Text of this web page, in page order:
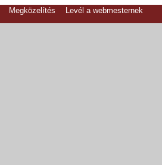
Megközelítés Levél a webmesternek